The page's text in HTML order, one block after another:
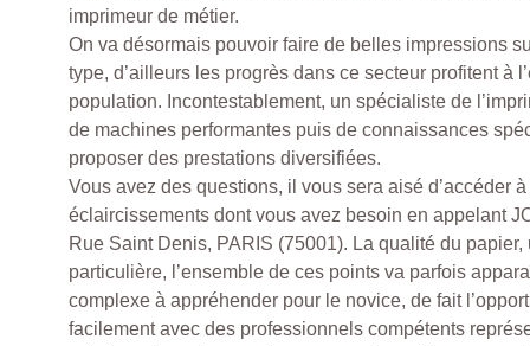
imprimeur de métier.
On va désormais pouvoir faire de belles impressions
type, d’ailleurs les progrès dans ce secteur profitent à
population. Incontestablement, un spécialiste de
de machines performantes puis de connaissances
proposer des prestations diversifiées.
Vous avez des questions, il vous sera aisé d’accéder
éclaircissements dont vous avez besoin en appelant
Rue Saint Denis, PARIS (75001). La qualité du papier,
particulière, l’ensemble de ces points va parfois
complexe à appréhender pour le novice, de fait
facilement avec des professionnels compétents